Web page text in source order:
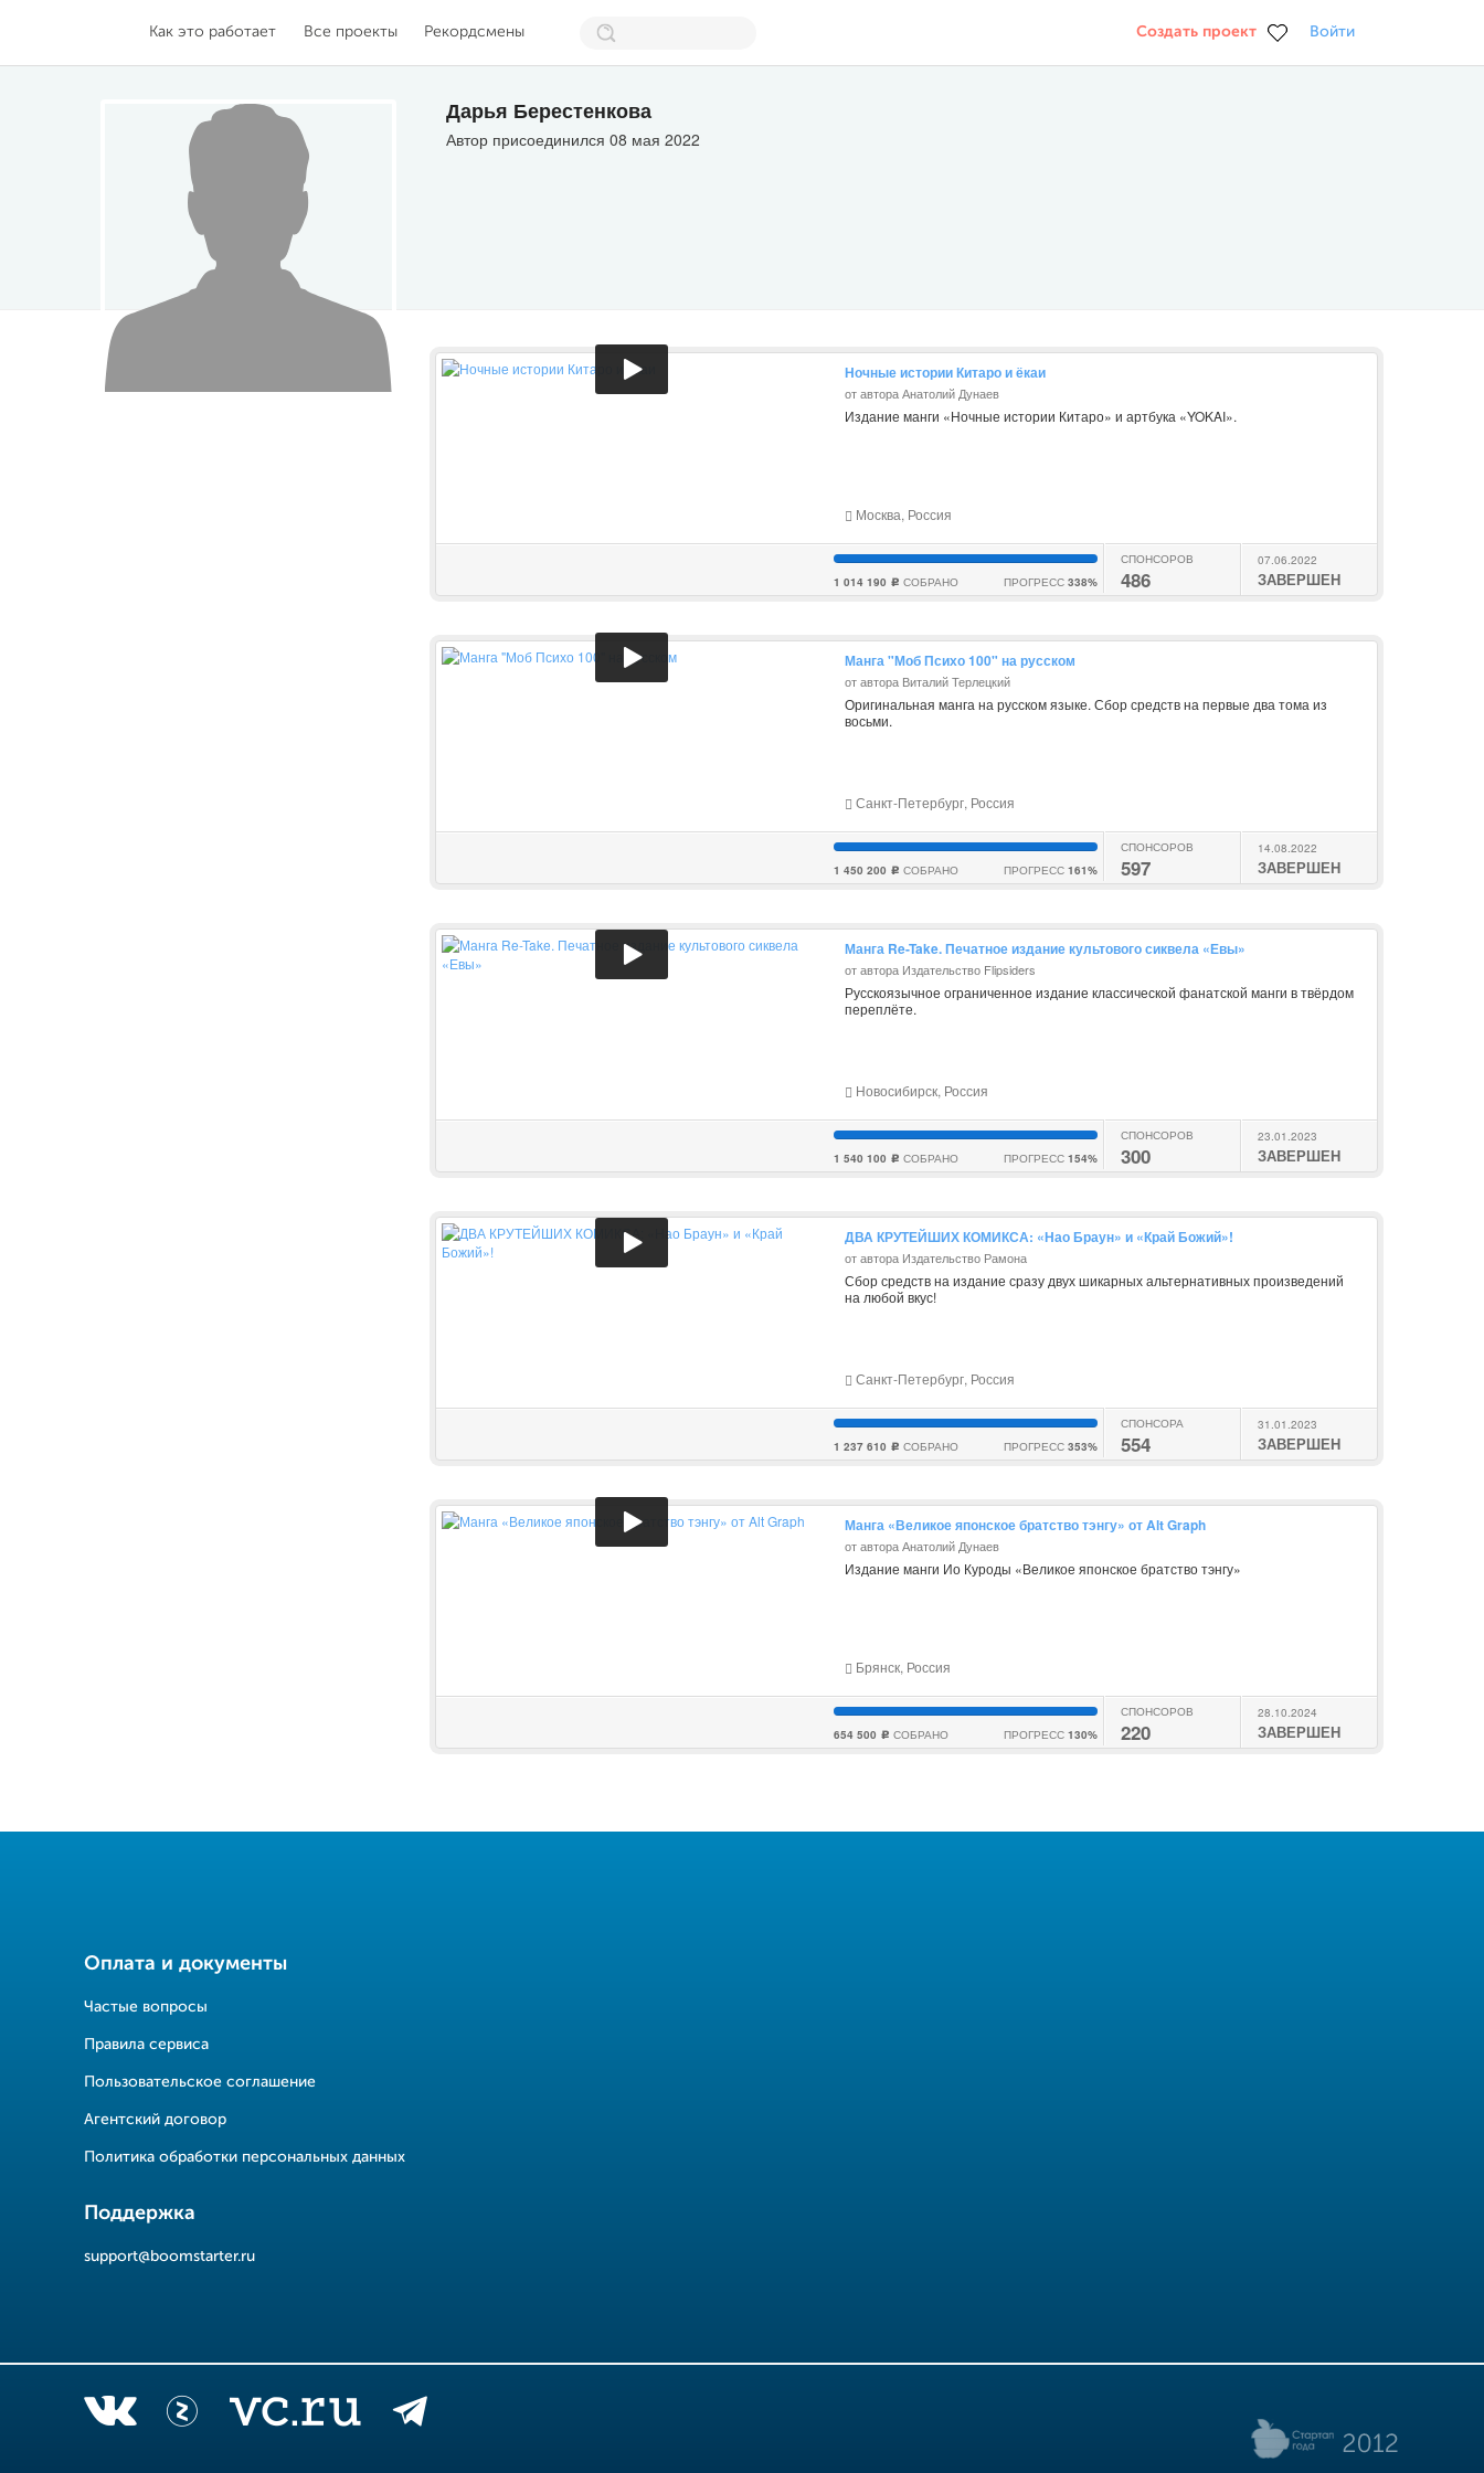
Как это работает Все проекты Рекордсмены Создать проект Войти
Дарья Берестенкова
Автор присоединился 08 мая 2022
Ночные истории Китаро и ёкаи
от автора Анатолий Дунаев
Издание манги «Ночные истории Китаро» и артбука «YOKAI».
Москва, Россия
1 014 190 c СОБРАНО ПРОГРЕСС 338%
СПОНСОРОВ
486
07.06.2022
ЗАВЕРШЕН
Манга "Моб Психо 100" на русском
от автора Виталий Терлецкий
Оригинальная манга на русском языке. Сбор средств на первые два тома из
восьми.
Санкт-Петербург, Россия
1 450 200 c СОБРАНО ПРОГРЕСС 161%
СПОНСОРОВ
597
14.08.2022
ЗАВЕРШЕН
Манга Re-Take. Печатное издание культового сиквела «Евы»
от автора Издательство Flipsiders
Русскоязычное ограниченное издание классической фанатской манги в твёрдом
переплёте.
Новосибирск, Россия
1 540 100 c СОБРАНО ПРОГРЕСС 154%
СПОНСОРОВ
300
23.01.2023
ЗАВЕРШЕН
ДВА КРУТЕЙШИХ КОМИКСА: «Нао Браун» и «Край Божий»!
от автора Издательство Рамона
Сбор средств на издание сразу двух шикарных альтернативных произведений
на любой вкус!
Санкт-Петербург, Россия
1 237 610 c СОБРАНО ПРОГРЕСС 353%
СПОНСОРА
554
31.01.2023
ЗАВЕРШЕН
Манга «Великое японское братство тэнгу» от Alt Graph
от автора Анатолий Дунаев
Издание манги Ио Куроды «Великое японское братство тэнгу»
Брянск, Россия
654 500 c СОБРАНО ПРОГРЕСС 130%
СПОНСОРОВ
220
28.10.2024
ЗАВЕРШЕН
Оплата и документы
Частые вопросы
Правила сервиса
Пользовательское соглашение
Агентский договор
Политика обработки персональных данных
Поддержка
support@boomstarter.ru